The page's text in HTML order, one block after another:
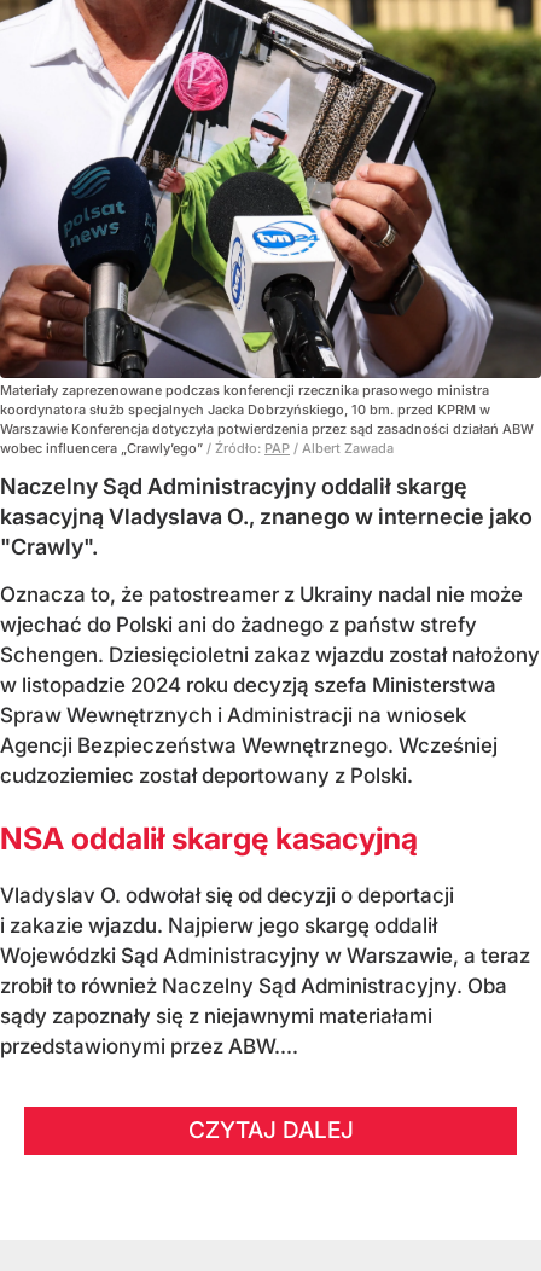
Materiały zaprezenowane podczas konferencji rzecznika prasowego ministra
koordynatora służb specjalnych Jacka Dobrzyńskiego, 10 bm. przed KPRM w
Warszawie Konferencja dotyczyła potwierdzenia przez sąd zasadności działań ABW
wobec influencera „Crawly’ego” / Źródło: PAP / Albert Zawada
Naczelny Sąd Administracyjny oddalił skargę
kasacyjną Vladyslava O., znanego w internecie jako
"Crawly".
Oznacza to, że patostreamer z Ukrainy nadal nie może
wjechać do Polski ani do żadnego z państw strefy
Schengen. Dziesięcioletni zakaz wjazdu został nałożony
w listopadzie 2024 roku decyzją szefa Ministerstwa
Spraw Wewnętrznych i Administracji na wniosek
Agencji Bezpieczeństwa Wewnętrznego. Wcześniej
cudzoziemiec został deportowany z Polski.
NSA oddalił skargę kasacyjną
Vladyslav O. odwołał się od decyzji o deportacji
i zakazie wjazdu. Najpierw jego skargę oddalił
Wojewódzki Sąd Administracyjny w Warszawie, a teraz
zrobił to również Naczelny Sąd Administracyjny. Oba
sądy zapoznały się z niejawnymi materiałami
przedstawionymi przez ABW....
CZYTAJ DALEJ